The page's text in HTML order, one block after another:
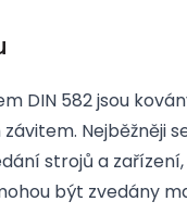
DIN 582 jsou
Nejběžněji
strojů a
být zvedány